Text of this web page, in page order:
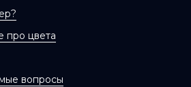
про цвета
вопросы